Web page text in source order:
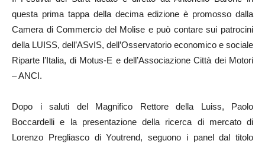
questa prima tappa della decima edizione è promosso dalla
Camera di Commercio del Molise e può contare sui patrocini
della LUISS, dell’ASvIS, dell’Osservatorio economico e sociale
Riparte l’Italia, di Motus-E e dell’Associazione Città dei Motori
– ANCI.
Dopo i saluti del Magnifico Rettore della Luiss, Paolo
Boccardelli e la presentazione della ricerca di mercato di
Lorenzo Pregliasco di Youtrend, seguono i panel dal titolo